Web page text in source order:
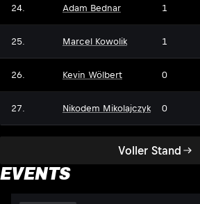
Voller Stand
24. Adam Bednar 1
25. Marcel Kowolik 1
26. Kevin Wölbert 0
27. Nikodem Mikolajczyk 0
EVENTS